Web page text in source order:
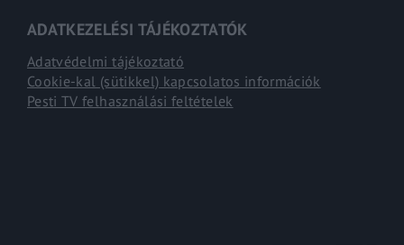
ADATKEZELÉSI TÁJÉKOZTATÓK
Adatvédelmi tájékoztató
Cookie-kal (sütikkel) kapcsolatos információk
Pesti TV felhasználási feltételek